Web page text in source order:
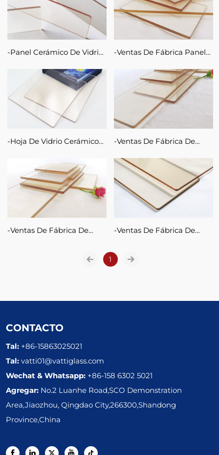
Resistente Al Fuego
Cerámica Transparente De
Fábrica
Panel Cerámico De Vidrio
De 5mm Resistente Al
Fuego A Precio De Fábrica
Para Chimenea
Ventas De Fábrica Panel
De Hoja De Puerta De
Vidrio Cerámico Ignífugo
De 5 Mm Y 4 Mm Con
Clasificación De Fuego En
Chimenea De Llama
Hoja De Vidrio Cerámico
Resistente A Las Llamas
De Fuego De 800 Grados
Para Chimenea Y Estufa
De Leña
Ventas De Fábrica De
Vidrio Ignífugo Para
Chimeneas, Chimenea De
Cerámica, Estufa Artesanal
De Vidrio, Inserto De
Chimenea De Vidrio
Ventas De Fábrica De
Chimeneas, Chimenea De
Chimenea De Vidrio
Ventas De Fábrica De
Chimeneas, Chimenea De
Chimenea De Vidrio
1
CONTACTO
Tal: +86-15863025021
Tal: vatti01@vattiglass.com
Wechat & Whatsapp: +86-158 6302 5021
Agregar: No.2 Luanhe Road,SCO Demonstration
Area,Jiaozhou, Qingdao City,266300,Shandong
Province,China